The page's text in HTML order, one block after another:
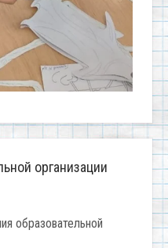
организации
образовательной